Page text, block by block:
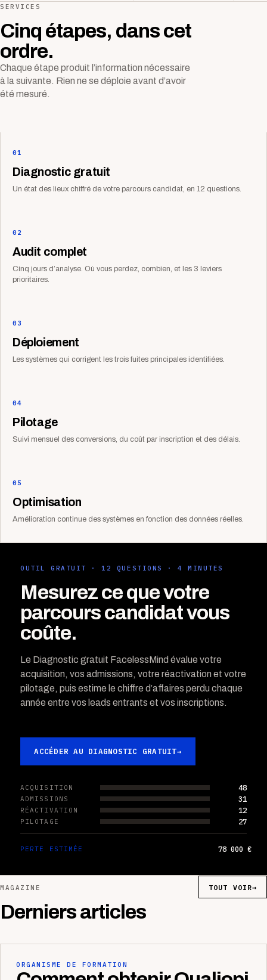
SERVICES
Cinq étapes, dans cet
ordre.
Chaque étape produit l’information nécessaire
à la suivante. Rien ne se déploie avant d’avoir
été mesuré.
01
Diagnostic gratuit
Un état des lieux chiffré de votre parcours candidat, en 12 questions.
02
Audit complet
Cinq jours d’analyse. Où vous perdez, combien, et les 3 leviers
prioritaires.
03
Déploiement
Les systèmes qui corrigent les trois fuites principales identifiées.
04
Pilotage
Suivi mensuel des conversions, du coût par inscription et des délais.
05
Optimisation
Amélioration continue des systèmes en fonction des données réelles.
OUTIL GRATUIT · 12 QUESTIONS · 4 MINUTES
Mesurez ce que votre
parcours candidat vous
coûte.
Le Diagnostic gratuit FacelessMind évalue votre
acquisition, vos admissions, votre réactivation et votre
pilotage, puis estime le chiffre d’affaires perdu chaque
année entre vos leads entrants et vos inscriptions.
ACCÉDER AU DIAGNOSTIC GRATUIT→
ACQUISITION 48
ADMISSIONS 31
RÉACTIVATION 12
PILOTAGE 27
PERTE ESTIMÉE 78 000 €
MAGAZINE
Derniers articles
TOUT VOIR→
ORGANISME DE FORMATION